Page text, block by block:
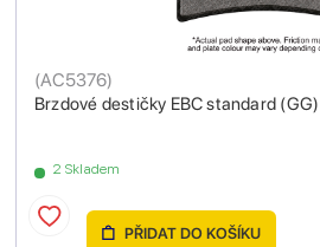
Brzdové destičky EBC standard
(AC5376)
2 Skladem
PŘIDAT DO KOŠÍKU